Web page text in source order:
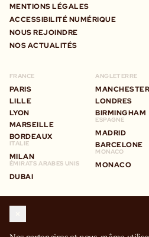
MENTIONS LÉGALES
ACCESSIBILITÉ NUMÉRIQUE
NOUS REJOINDRE
NOS ACTUALITÉS
FRANCE
PARIS
LILLE
LYON
MARSEILLE
BORDEAUX
ITALIE
MILAN
ÉMIRATS ARABES UNIS
DUBAI
ANGLETERRE
MANCHESTER
LONDRES
BIRMINGHAM
ESPAGNE
MADRID
BARCELONE
MONACO
MONACO
STAY IN TOUCH